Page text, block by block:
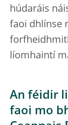
húdaráis
faoi dhlínse
líomhaintí
An féidir
faoi mo